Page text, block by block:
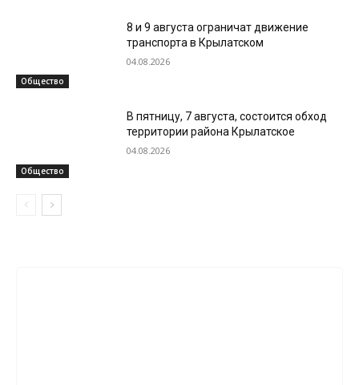
Общество
8 и 9 августа ограничат движение
транспорта в Крылатском
04.08.2026
Общество
В пятницу, 7 августа, состоится обход
территории района Крылатское
04.08.2026